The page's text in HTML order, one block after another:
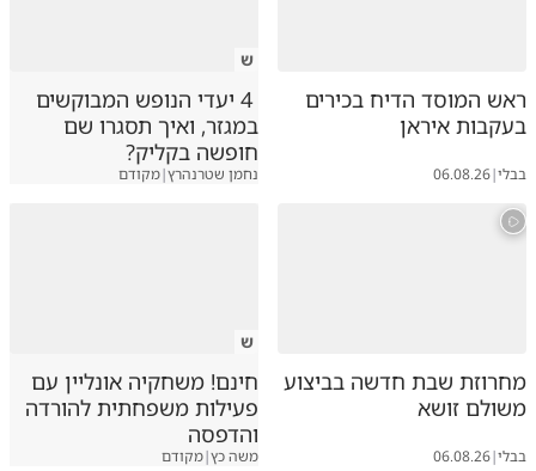
ראש המוסד הדיח בכירים
בעקבות איראן
בבלי|
06.08.26
ש
4 יעדי הנופש המבוקשים
במגזר, ואיך תסגרו שם
חופשה בקליק?
נחמן שטרנהרץ|מקודם
מחרוזת שבת חדשה בביצוע
משולם זושא
בבלי|
06.08.26
ש
חינם! משחקיה אונליין עם
פעילות משפחתית להורדה
והדפסה
משה כץ|מקודם